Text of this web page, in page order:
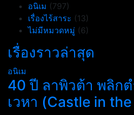
อนิเม (797)
เรื่องไร้สาระ (13)
ไม่มีหมวดหมู่ (6)
เรื่องราวล่าสุด
อนิเม
40 ปี ลาพิวต้า พลิก
เวหา (Castle in